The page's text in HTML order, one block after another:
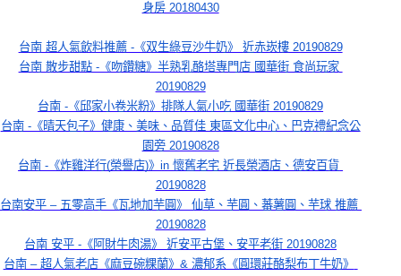
身房 20180430
台南 超人氣飲料推薦 -《双生綠豆沙牛奶》 近赤崁樓 20190829
台南 散步甜點 -《吻鑽糖》半熟乳酪塔專門店 國華街 食尚玩家
20190829
台南 -《邱家小卷米粉》排隊人氣小吃 國華街 20190829
台南 -《晴天包子》健康、美味、品質佳 東區文化中心、巴克禮紀念公
園旁 20190828
台南 -《炸雞洋行(榮譽店)》in 懷舊老宅 近長榮酒店、德安百貨
20190828
台南安平 – 五零高手《瓦地加芋圓》 仙草、芋圓、蕃薯圓、芋球 推薦
20190828
台南 安平 -《阿財牛肉湯》 近安平古堡、安平老街 20190828
台南 – 超人氣老店《麻豆碗粿蘭》& 濃郁系《圓環莊酪梨布丁牛奶》